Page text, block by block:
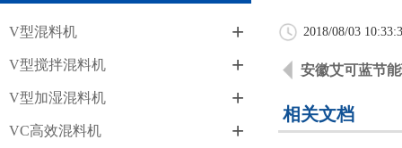
V型混料机 +
V型搅拌混料机 +
V型加湿混料机 +
VC高效混料机 +
2018/08/03
安徽艾可蓝节
相关文档